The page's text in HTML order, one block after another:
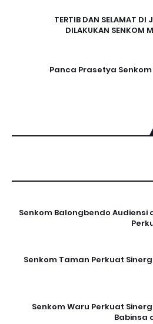
TERTIB DAN SELAMAT DI
DILAKUKAN SENKOM
Panca Prasetya
Senkom Balongbendo Audiensi
Senkom Taman Perkuat
Senkom Waru Perkuat
Babinsa